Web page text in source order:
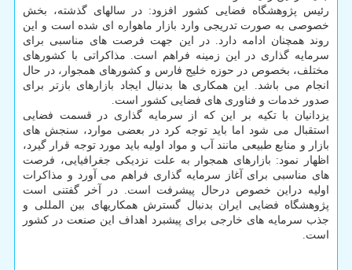
رئیس پژوهشگاه فضایی کشور افزود: در سالهای گذشته، بخش
خصوصی به صورت تدریجی وارد بازار ماهواره ای شده است و این
روند همچنان ادامه دارد. در این جهت فرصت های مناسبی برای
سرمایه گذاری در این زمینه فراهم است. مذاکراتی با کشورهای
مختلف، بخصوص در حوزه خلیج فارس و کشورهای همجوار، در حال
انجام می باشد. این همکاری ها بدنبال ایجاد بازارهای بازتر برای
صدور خدمات و فناوری های فضایی کشور است.
یزدانیان با تکیه بر این که از سرمایه گذاری در قسمت فضایی
استقبال می شود اما باید توجه کرد در بعضی موارد، سنجش های
بازار و منابع طبیعی مانند آب و مواد اولیه باید مورد توجه قرار گیرد،
اظهار نمود: بازارهای همجوار به علت نزدیکی جغرافیایی، فرصت
های مناسبی برای آغاز سرمایه گذاری فراهم می آورد و مذاکرات
اولیه دراین خصوص درحال پیشرفت است. در آخر گفتنی است
پژوهشگاه فضایی ایران بدنبال گسترش همکاریهای بین المللی و
جذب سرمایه های خارجی برای پیشبرد اهداف این صنعت در کشور
است.